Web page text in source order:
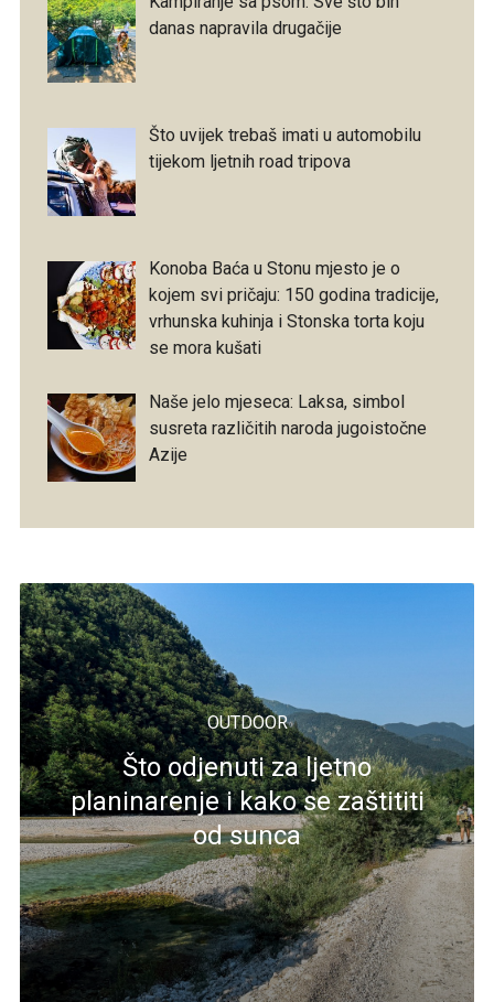
danas napravila drugačije
Što uvijek trebaš imati u automobilu
tijekom ljetnih road tripova
Konoba Baća u Stonu mjesto je o
kojem svi pričaju: 150 godina tradicije,
vrhunska kuhinja i Stonska torta koju
se mora kušati
Naše jelo mjeseca: Laksa, simbol
susreta različitih naroda jugoistočne
Azije
OUTDOOR
Što odjenuti za ljetno
planinarenje i kako se zaštititi
od sunca